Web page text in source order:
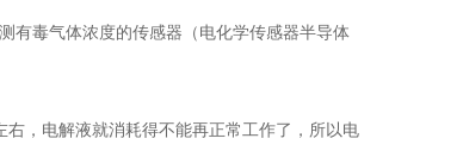
有毒气体浓度的传感器（电化学传感器半导体
，电解液就消耗得不能再正常工作了，所以电